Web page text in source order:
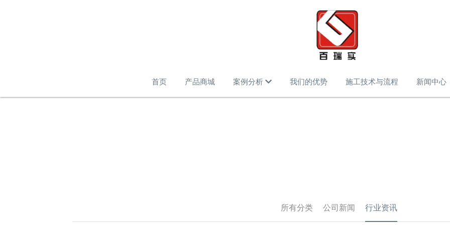
首页 产品商城 案例分析 我们的优势 施工技术与流程 新闻中心
所有分类 公司新闻 行业资讯